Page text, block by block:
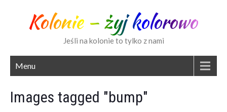
Kolonie – żyj kolorowo
Jeśli na kolonie to tylko z nami
Menu
Images tagged "bump"